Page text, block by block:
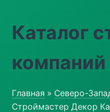
Каталог
компаний
Главная » Северо-
Строймастер Декор